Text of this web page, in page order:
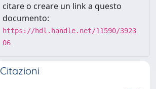
citare o creare un link a questo
documento:
https://hdl.handle.net/11590/3923
06
Citazioni